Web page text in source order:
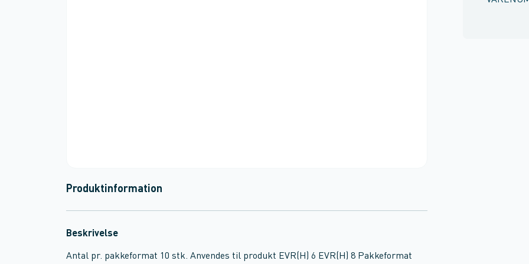
Produktinformation
Beskrivelse
Antal pr. pakkeformat 10 stk. Anvendes til produkt EVR(H) 6 EVR(H) 8 Pakkeformat